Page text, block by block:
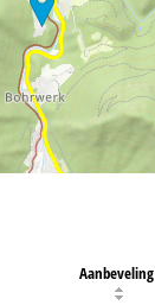
Aanbeveling